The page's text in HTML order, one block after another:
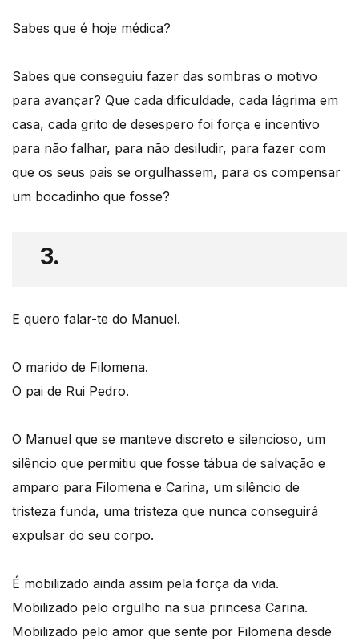
Sabes que é hoje médica?
Sabes que conseguiu fazer das sombras o motivo
para avançar? Que cada dificuldade, cada lágrima em
casa, cada grito de desespero foi força e incentivo
para não falhar, para não desiludir, para fazer com
que os seus pais se orgulhassem, para os compensar
um bocadinho que fosse?
3.
E quero falar-te do Manuel.
O marido de Filomena.
O pai de Rui Pedro.
O Manuel que se manteve discreto e silencioso, um
silêncio que permitiu que fosse tábua de salvação e
amparo para Filomena e Carina, um silêncio de
tristeza funda, uma tristeza que nunca conseguirá
expulsar do seu corpo.
É mobilizado ainda assim pela força da vida.
Mobilizado pelo orgulho na sua princesa Carina.
Mobilizado pelo amor que sente por Filomena desde